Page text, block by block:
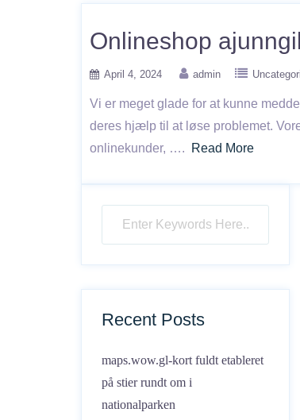
Onlineshop
April 4, 2024 admin
Vi er meget glade for at kunne
deres hjælp til at løse problemet.
onlinekunder, ….
Read More
Recent Posts
maps.wow.gl-kort fuldt etableret
på stier rundt om i
nationalparken